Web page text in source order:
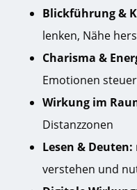
Blickführung &
lenken, Nähe
Charisma &
Emotionen
Wirkung im
Distanzzonen
Lesen & Deuten:
verstehen und